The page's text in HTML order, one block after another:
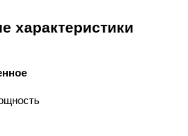
характеристики